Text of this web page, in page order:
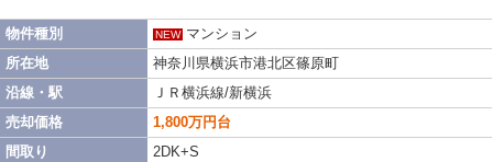
物件種別
所在地
沿線・駅
売却価格
間取り
NEW マンション
神奈川県横浜市港北区篠原町
ＪＲ横浜線/新横浜
1,800万円台
2DK+S